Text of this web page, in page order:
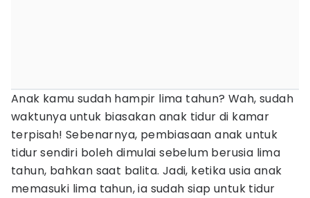
Anak kamu sudah hampir lima tahun? Wah, sudah
waktunya untuk biasakan anak tidur di kamar
terpisah! Sebenarnya, pembiasaan anak untuk
tidur sendiri boleh dimulai sebelum berusia lima
tahun, bahkan saat balita. Jadi, ketika usia anak
memasuki lima tahun, ia sudah siap untuk tidur